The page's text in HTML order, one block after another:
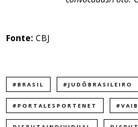
Fonte: CBJ
#BRASIL #JUDÔBRASILEIRO
#PORTALESPORTENET